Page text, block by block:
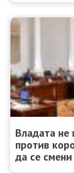
Владата не
против
да се